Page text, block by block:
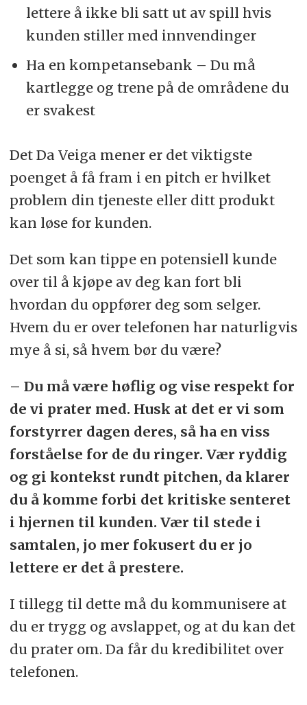
lettere å ikke bli satt ut av spill hvis
kunden stiller med innvendinger
Ha en kompetansebank – Du må
kartlegge og trene på de områdene du
er svakest
Det Da Veiga mener er det viktigste
poenget å få fram i en pitch er hvilket
problem din tjeneste eller ditt produkt
kan løse for kunden.
Det som kan tippe en potensiell kunde
over til å kjøpe av deg kan fort bli
hvordan du oppfører deg som selger.
Hvem du er over telefonen har naturligvis
mye å si, så hvem bør du være?
– Du må være høflig og vise respekt for
de vi prater med. Husk at det er vi som
forstyrrer dagen deres, så ha en viss
forståelse for de du ringer. Vær ryddig
og gi kontekst rundt pitchen, da klarer
du å komme forbi det kritiske senteret
i hjernen til kunden. Vær til stede i
samtalen, jo mer fokusert du er jo
lettere er det å prestere.
I tillegg til dette må du kommunisere at
du er trygg og avslappet, og at du kan det
du prater om. Da får du kredibilitet over
telefonen.